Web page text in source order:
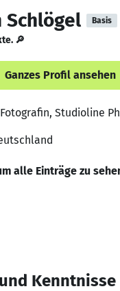
Schlögel Basis
🔎
Ganzes Profil ansehen
Studioline
alle Einträge zu
Kenntnisse